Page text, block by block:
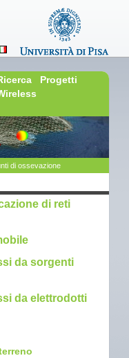
Progetti
di ossevazione
di reti
da sorgenti
da elettrodotti